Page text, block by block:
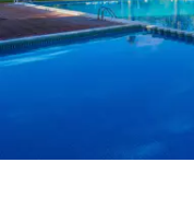
Camping Gironde
Camping Bordeaux
Camping Carcans